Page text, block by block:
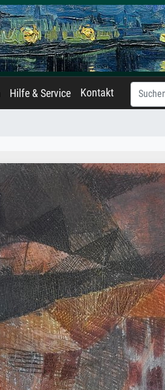
Hilfe & Service Kontakt